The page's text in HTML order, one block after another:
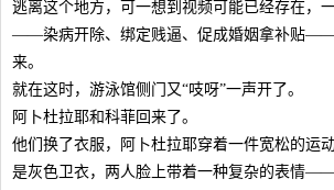
逃离这个地方，可一想到视频可能已经存在，
——染病开除、绑定贱逼、促成婚姻拿补贴——
来。
就在这时，游泳馆侧门又“吱呀”一声开了。
阿卜杜拉耶和科菲回来了。
他们换了衣服，阿卜杜拉耶穿着一件宽松的运
是灰色卫衣，两人脸上带着一种复杂的表情